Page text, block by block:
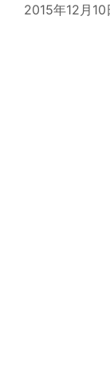
2015年12月10